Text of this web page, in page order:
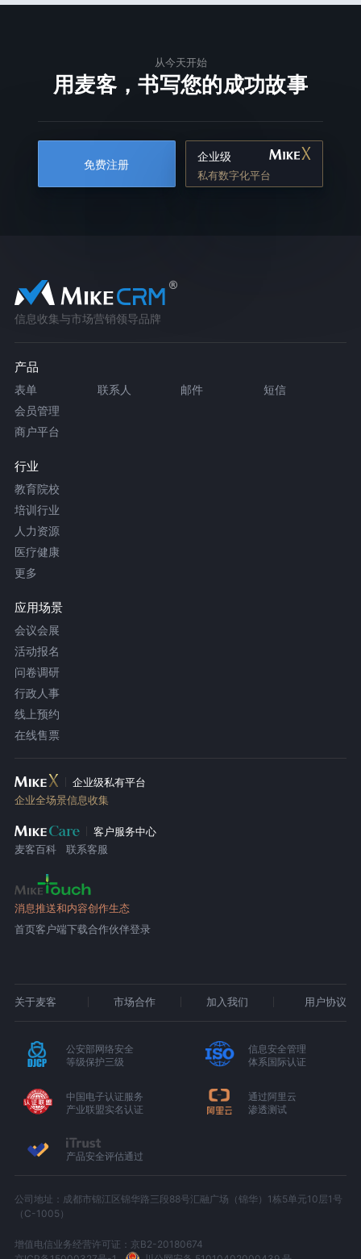
从今天开始
用麦客，书写您的成功故事
免费注册
企业级
私有数字化平台
信息收集与市场营销领导品牌
产品
表单 联系人 邮件
短信
会员管理
商户平台
行业
教育院校
培训行业
人力资源
医疗健康
更多
应用场景
会议会展
活动报名
问卷调研
行政人事
线上预约
在线售票
企业级私有平台
企业全场景信息收集
客户服务中心
麦客百科
联系客服
消息推送和内容创作生态
首页客户端下载合作伙伴登录
关于麦客 市场合作 加入我们 用户协议
公安部网络安全
等级保护三级
信息安全管理
体系国际认证
中国电子认证服务
产业联盟实名认证
通过阿里云
渗透测试
产品安全评估通过
公司地址：成都市锦江区锦华路三段88号汇融广场（锦华）1栋5单元10层1号
（C-1005）
增值电信业务经营许可证：京B2-20180674